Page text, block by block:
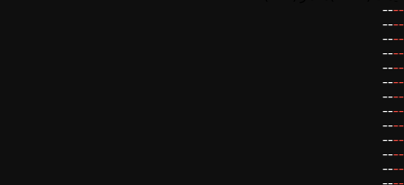
--
--
--
--
--
--
--
--
--
--
--
--
--
--
--
--
--
--
--
--
--
--
--
--